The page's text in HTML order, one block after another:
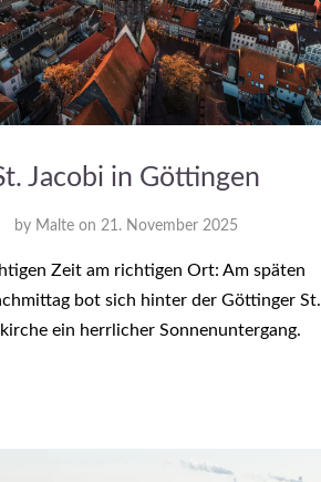
Jacobi in Göttingen
by Malte on 21. November 2025
Zeit am richtigen Ort: Am späten
bot sich hinter der Göttinger St.
ein herrlicher Sonnenuntergang.